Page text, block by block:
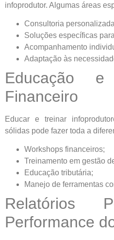
infoprodutor. Algumas áreas
Consultoria
Soluções específicas
Acompanhamento
Adaptação às
Educação e
Financeiro
Educar e treinar
sólidas pode fazer toda a
Workshops financeiros;
Treinamento em gestão
Educação tributária;
Manejo de ferramentas
Relatórios
Performance